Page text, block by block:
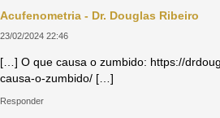
Acufenometria - Dr. Douglas Ribeiro
23/02/2024 22:46
[…] O que causa o zumbido: https://
causa-o-zumbido/ […]
Responder